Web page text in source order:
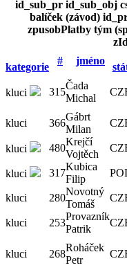
id_sub_pr id_sub_obj
balíček (závod)
zpusobPlatby tým
kategorie
# jméno
kluci 315
Čada
Michal
kluci
366
Gábrt
Milan
kluci
480
Krejčí
Vojtěch
kluci
317
Kubica
Filip
kluci 280
Novotný
Tomáš
kluci 253
Provazník
Patrik
kluci 268
Roháček
Petr